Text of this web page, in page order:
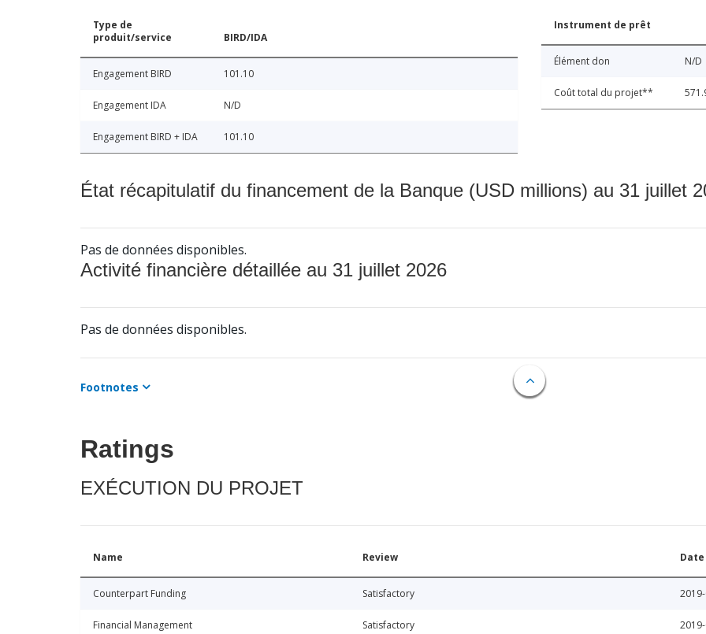
Type de
produit/service
BIRD/IDA
Engagement BIRD 101.10
Engagement IDA N/D
Engagement BIRD + IDA 101.10
Instrument de prêt
Élément don N/D
Coût total du projet**
État récapitulatif du financement de la Banque (USD millions) au 31 juillet
Pas de données disponibles.
Activité financière détaillée au 31 juillet 2026
Pas de données disponibles.
Footnotes
Ratings
EXÉCUTION DU PROJET
Name Review Date
Counterpart Funding Satisfactory
Financial Management Satisfactory